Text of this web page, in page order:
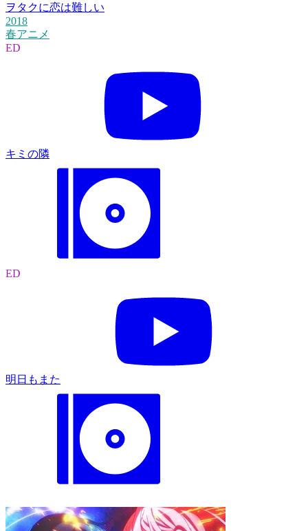
ヲタクに恋は難しい
2018
春アニメ
ED
キミの隣
ED
明日もまた